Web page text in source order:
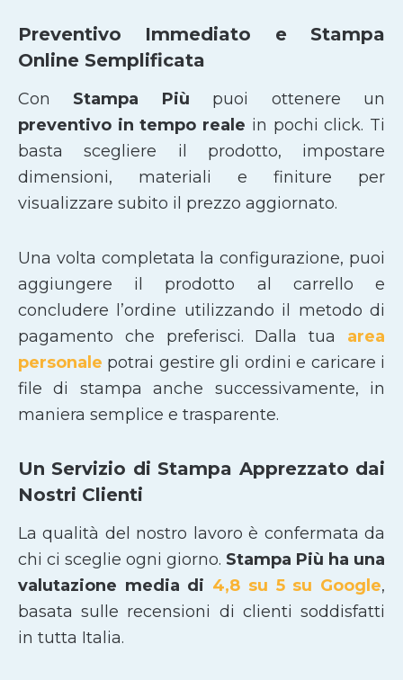
Preventivo Immediato e Stampa
Online Semplificata
Con Stampa Più puoi ottenere un
preventivo in tempo reale in pochi click. Ti
basta scegliere il prodotto, impostare
dimensioni, materiali e finiture per
visualizzare subito il prezzo aggiornato.
Una volta completata la configurazione, puoi
aggiungere il prodotto al carrello e
concludere l’ordine utilizzando il metodo di
pagamento che preferisci. Dalla tua area
personale potrai gestire gli ordini e caricare i
file di stampa anche successivamente, in
maniera semplice e trasparente.
Un Servizio di Stampa Apprezzato dai
Nostri Clienti
La qualità del nostro lavoro è confermata da
chi ci sceglie ogni giorno. Stampa Più ha una
valutazione media di 4,8 su 5 su Google,
basata sulle recensioni di clienti soddisfatti
in tutta Italia.